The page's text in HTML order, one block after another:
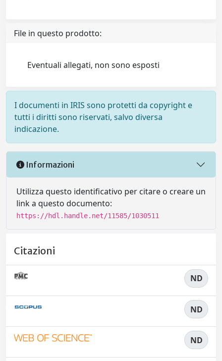
File in questo prodotto:
Eventuali allegati, non sono esposti
I documenti in IRIS sono protetti da copyright e
tutti i diritti sono riservati, salvo diversa
indicazione.
Informazioni
Utilizza questo identificativo per citare o creare un
link a questo documento:
https://hdl.handle.net/11585/1030511
Citazioni
ND
ND
ND